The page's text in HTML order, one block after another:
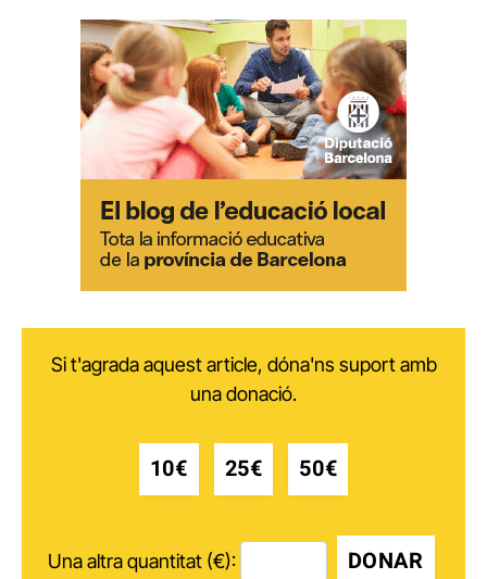
Si t'agrada aquest article, dóna'ns suport amb
una donació.
10€ 25€ 50€
Una altra quantitat (€): DONAR